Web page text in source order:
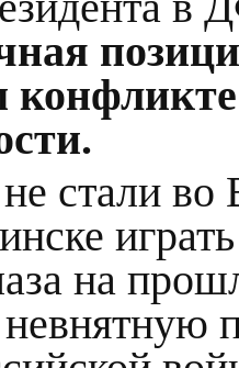
стали
на
невнятную